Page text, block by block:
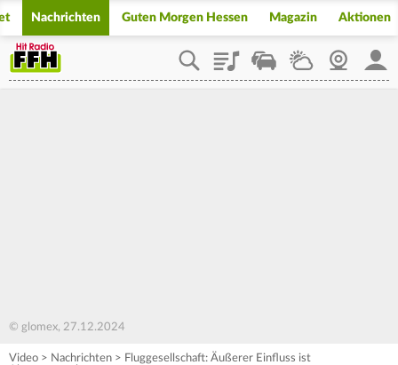
Nachrichten Guten Morgen Hessen Magazin Aktionen
PlaylistStaupilotWetterWebcam
© glomex, 27.12.2024
Video > Nachrichten > Fluggesellschaft: Äußerer Einfluss ist